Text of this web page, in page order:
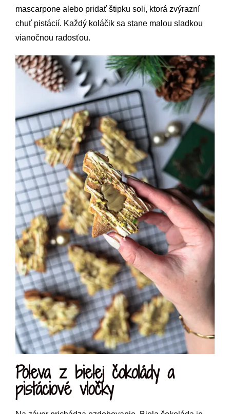
mascarpone alebo pridať štipku soli, ktorá zvýrazní
chuť pistácií. Každý koláčik sa stane malou sladkou
vianočnou radosťou.
Poleva z bielej čokolády a
pistáciové vločky